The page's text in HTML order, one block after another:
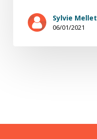
Sylvie Mellet
06/01/2021